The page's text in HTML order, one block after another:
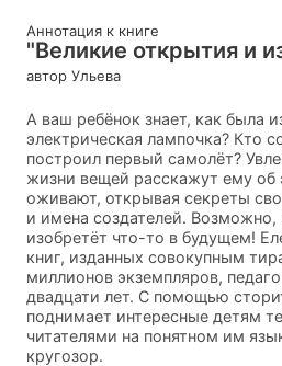
Аннотация к книге
"Великие открытия и
автор Ульева
А ваш ребёнок знает, как была
электрическая лампочка? Кто
построил первый самолёт?
жизни вещей расскажут ему об
оживают, открывая секреты
и имена создателей.
изобретёт что-то в будущем!
книг, изданных совокупным
миллионов экземпляров,
двадцати лет. С помощью
поднимает интересные детям
читателями на понятном им
кругозор.